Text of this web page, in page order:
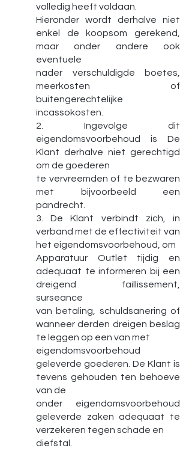
volledig heeft voldaan.
Hieronder wordt derhalve niet
enkel de koopsom gerekend,
maar onder andere ook
eventuele
nader verschuldigde boetes,
meerkosten of
buitengerechtelijke
incassokosten.
2. Ingevolge dit
eigendomsvoorbehoud is De
Klant derhalve niet gerechtigd
om de goederen
te vervreemden of te bezwaren
met bijvoorbeeld een
pandrecht.
3. De Klant verbindt zich, in
verband met de effectiviteit van
het eigendomsvoorbehoud, om
Apparatuur Outlet tijdig en
adequaat te informeren bij een
dreigend faillissement,
surseance
van betaling, schuldsanering of
wanneer derden dreigen beslag
te leggen op een van met
eigendomsvoorbehoud
geleverde goederen. De Klant is
tevens gehouden ten behoeve
van de
onder eigendomsvoorbehoud
geleverde zaken adequaat te
verzekeren tegen schade en
diefstal.